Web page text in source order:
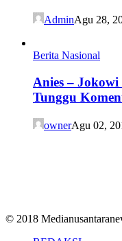
AdminAgu 28,
Berita Nasional
Anies –
Tunggu
ownerAgu 02,
© 2018